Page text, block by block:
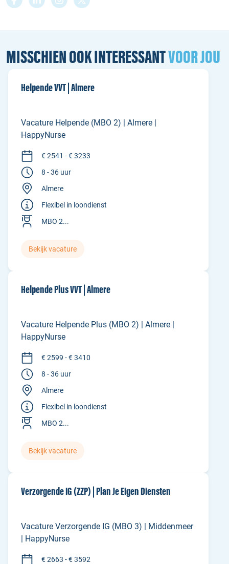
MISSCHIEN OOK INTERESSANTVOOR JOU
Helpende VVT | Almere
Vacature Helpende (MBO 2) | Almere |
HappyNurse
€ 2541 - € 3233
8 - 36 uur
Almere
Flexibel in loondienst
MBO 2...
Bekijk vacature
Helpende Plus VVT | Almere
Vacature Helpende Plus (MBO 2) | Almere |
HappyNurse
€ 2599 - € 3410
8 - 36 uur
Almere
Flexibel in loondienst
MBO 2...
Bekijk vacature
Verzorgende IG (ZZP) | Plan Je Eigen Diensten
Vacature Verzorgende IG (MBO 3) | Middenmeer
| HappyNurse
€ 2663 - € 3592